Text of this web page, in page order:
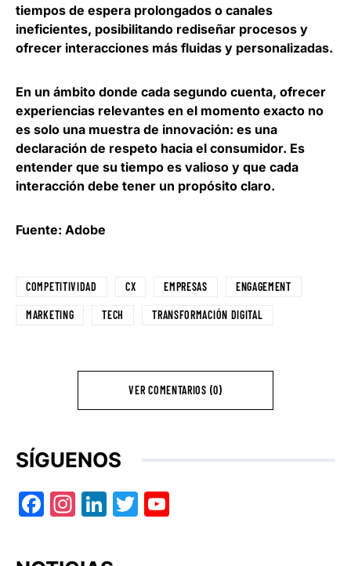
tiempos de espera prolongados o canales
ineficientes, posibilitando rediseñar procesos y
ofrecer interacciones más fluidas y personalizadas.
En un ámbito donde cada segundo cuenta, ofrecer
experiencias relevantes en el momento exacto no
es solo una muestra de innovación: es una
declaración de respeto hacia el consumidor. Es
entender que su tiempo es valioso y que cada
interacción debe tener un propósito claro.
Fuente: Adobe
COMPETITIVIDAD CX EMPRESAS ENGAGEMENT
MARKETING TECH TRANSFORMACIÓN DIGITAL
VER COMENTARIOS (0)
SÍGUENOS
Facebook
Instagram
LinkedIn
Twitter